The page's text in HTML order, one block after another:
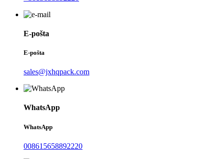
E-pošta
E-pošta
sales@jxhqpack.com
WhatsApp
WhatsApp
008615658892220